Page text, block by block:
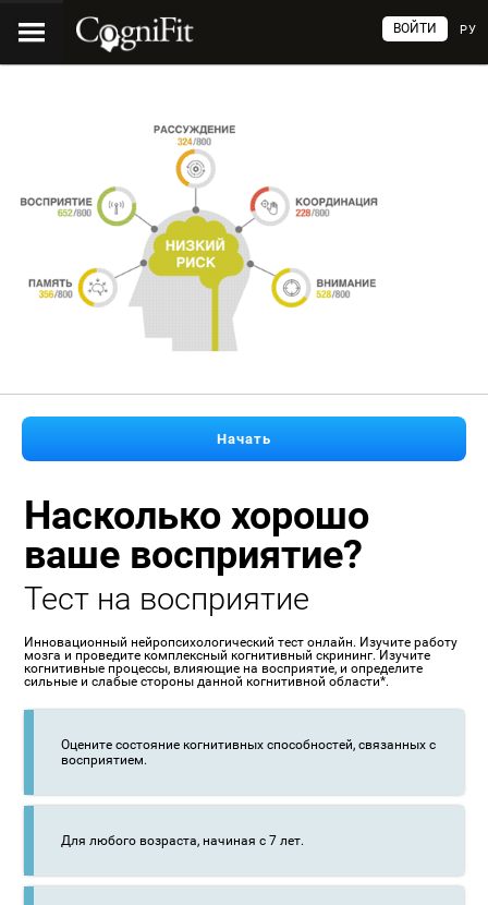
РУ
ВОЙТИ
Начать
Насколько хорошо
ваше восприятие?
Тест на восприятие
Инновационный нейропсихологический тест онлайн. Изучите работу
мозга и проведите комплексный когнитивный скрининг. Изучите
когнитивные процессы, влияющие на восприятие, и определите
сильные и слабые стороны данной когнитивной области*.
Оцените состояние когнитивных способностей, связанных с
восприятием.
Для любого возраста, начиная с 7 лет.